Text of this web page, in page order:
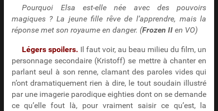
Pourquoi Elsa est-elle née avec des pouvoirs
magiques ? La jeune fille rêve de l’apprendre, mais la
réponse met son royaume en danger. (Frozen IIen VO)
Légers spoilers. Il faut voir, au beau milieu du film, un
personnage secondaire (Kristoff) se mettre à chanter en
parlant seul à son renne, clamant des paroles vides qui
n’ont dramatiquement rien à dire, le tout soudain illustré
par une imagerie parodique eighties dont on se demande
ce qu’elle fout là, pour vraiment saisir ce qu’est, la